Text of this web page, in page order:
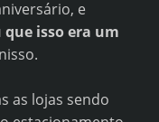
e
que isso era um
as lojas sendo